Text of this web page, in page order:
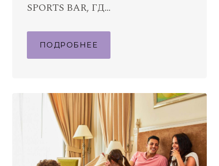
SPORTS BAR, ГД…
ПОДРОБНЕЕ